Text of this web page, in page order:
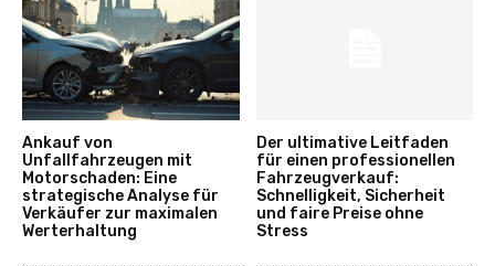
Ankauf von
Unfallfahrzeugen mit
Motorschaden: Eine
strategische Analyse für
Verkäufer zur maximalen
Werterhaltung
Der ultimative Leitfaden
für einen professionellen
Fahrzeugverkauf:
Schnelligkeit, Sicherheit
und faire Preise ohne
Stress